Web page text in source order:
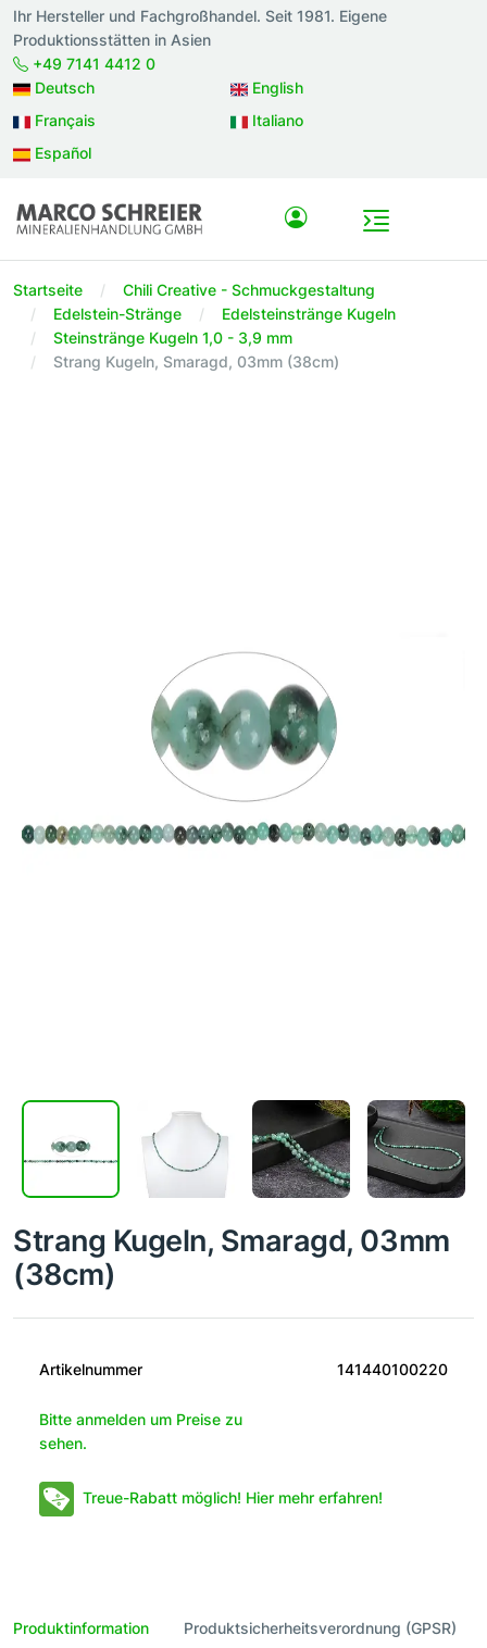
Ihr Hersteller und Fachgroßhandel. Seit 1981. Eigene
Produktionsstätten in Asien
+49 7141 4412 0
Deutsch
English
Français
Italiano
Español
Startseite
Chili Creative - Schmuckgestaltung
Edelstein-Stränge
Edelsteinstränge Kugeln
Steinstränge Kugeln 1,0 - 3,9 mm
Strang Kugeln, Smaragd, 03mm (38cm)
Strang Kugeln, Smaragd, 03mm
(38cm)
Artikelnummer 141440100220
Bitte anmelden um Preise zu
sehen.
Treue-Rabatt möglich! Hier mehr erfahren!
Produktinformation Produktsicherheitsverordnung (GPSR)